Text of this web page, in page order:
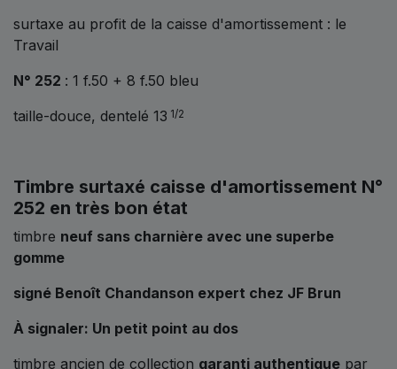
surtaxe au profit de la caisse d'amortissement : le
Travail
N° 252 : 1 f.50 + 8 f.50 bleu
taille-douce, dentelé 13 1/2
Timbre surtaxé caisse d'amortissement N°
252 en très bon état
timbre neuf sans charnière avec une superbe
gomme
signé Benoît Chandanson expert chez JF Brun
À signaler: Un petit point au dos
timbre ancien de collection garanti authentique par